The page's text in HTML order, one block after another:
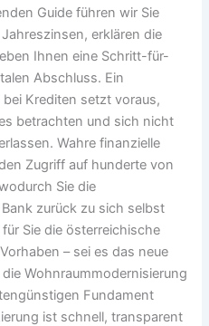
Guide führen wir Sie
erklären die
Ihnen eine Schritt-für-
Abschluss. Ein
bei Krediten setzt voraus,
betrachten und sich nicht
Wahre finanzielle
Zugriff auf hunderte von
Sie die
zurück zu sich selbst
Sie die österreichische
– sei es das neue
Wohnraummodernisierung
Fundament
ist schnell, transparent